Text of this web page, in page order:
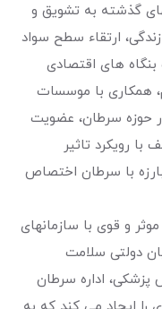
گذشته به تشویق و
ارتقاء سطح سواد
های اقتصادی
همکاری با موسسات
حوزه سرطان، عضویت
رویکرد تاثیر
با سرطان اختصاص
و قوی با سازمانهای
دولتی سلامت
اداره سرطان